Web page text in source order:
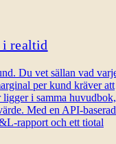
i realtid
Du vet sällan vad
per kund kräver att
i samma huvudbok,
Med en API-baserad
rapport och ett tiotal